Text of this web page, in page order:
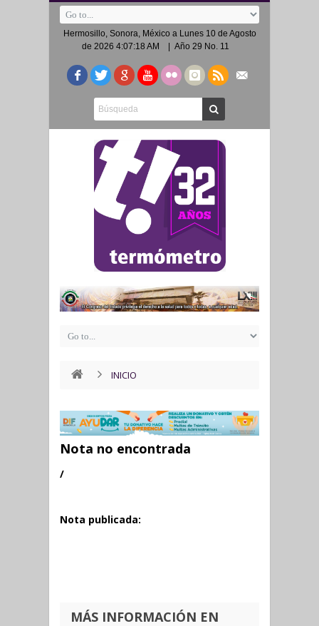
Hermosillo, Sonora, México a Lunes 10 de Agosto
de 2026 4:07:18 AM
| Año 29 No. 11
INICIO
Nota no encontrada
/
Nota publicada:
MÁS INFORMACIÓN EN